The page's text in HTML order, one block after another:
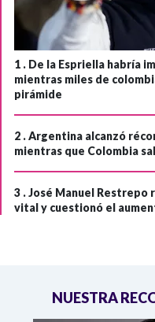
1 . De la Espriella habría
mientras miles de
pirámide
2 .Argentina alcanzó
mientras que Colombia
3 .José Manuel Restrepo
vital y cuestionó el
NUESTRA